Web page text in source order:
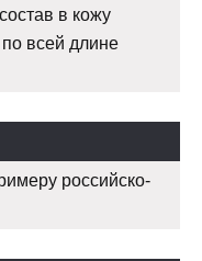
в кожу
всей длине
российско-